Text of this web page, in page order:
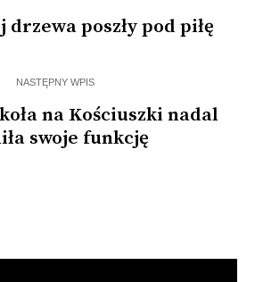
drzewa poszły pod piłę
NASTĘPNY WPIS
na Kościuszki nadal
swoje funkcję